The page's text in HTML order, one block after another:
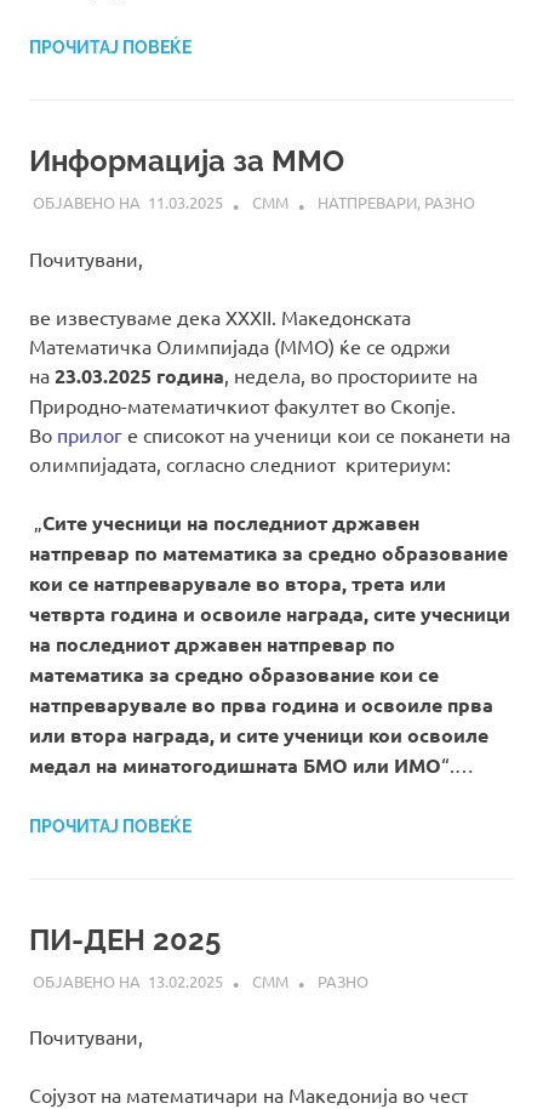
ПРОЧИТАЈ ПОВЕЌЕ
Информација за ММО
11.03.2025 СММ НАТПРЕВАРИ, РАЗНО
Почитувани,
ве известуваме дека XXXII. Македонската
Математичка Олимпијада (ММО) ќе се одржи
на 23.03.2025 година , недела, во просториите на
Природно-математичкиот факултет во Скопје.
Во прилог е списокот на ученици кои се поканети на
олимпијадата, согласно следниот критериум:
Сите учесници на последниот државен
натпревар по математика за средно образование
кои се натпреварувале во втора, трета или
четврта година и освоиле награда, ситеучесници
на последниот државен натпревар по
математика за средно образование кои се
натпреварувале во прва година и освоиле прва
или втора награда, и сите ученици кои освоиле
медал на минатогодишната БМО или ИМО“.…
ПРОЧИТАЈ ПОВЕЌЕ
ПИ-ДЕН 2025
13.02.2025 СММ РАЗНО
Почитувани,
Сојузот на математичари на Македонија во чест